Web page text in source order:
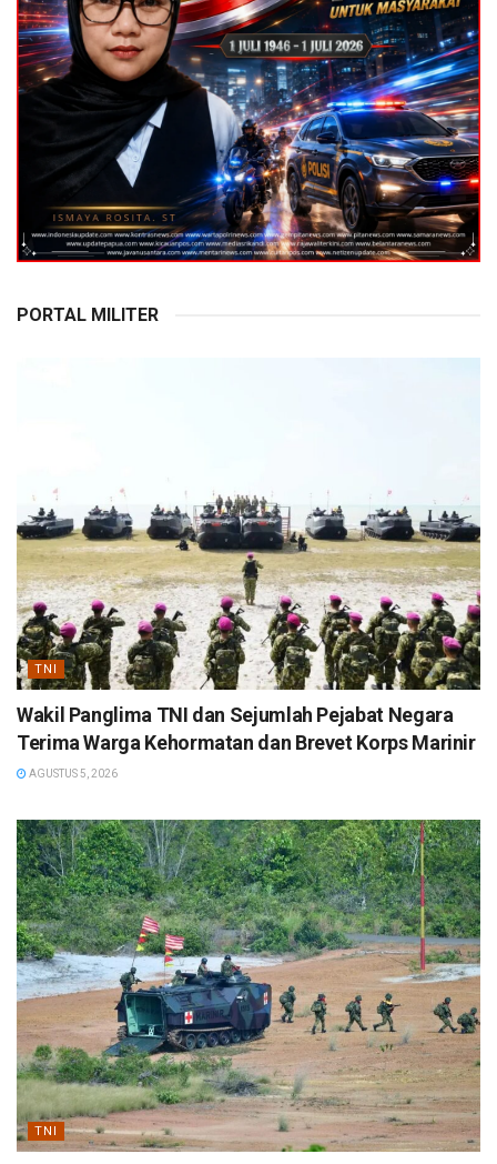
PORTAL MILITER
TNI
Wakil Panglima TNI dan Sejumlah Pejabat Negara
Terima Warga Kehormatan dan Brevet Korps Marinir
AGUSTUS 5, 2026
TNI